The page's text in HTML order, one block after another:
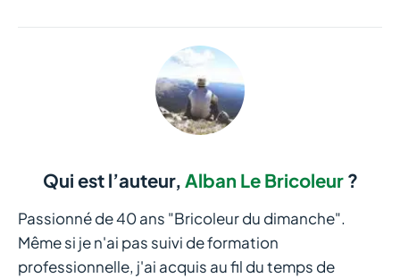
Qui est l’auteur,Alban Le Bricoleur?
Passionné de 40 ans "Bricoleur du dimanche".
Même si je n'ai pas suivi de formation
professionnelle, j'ai acquis au fil du temps de